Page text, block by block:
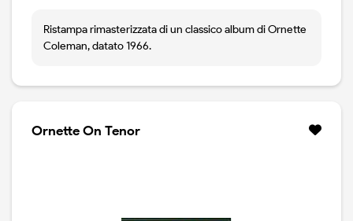
Ristampa rimasterizzata di un classico album di Ornette
Coleman, datato 1966.
Ornette On Tenor